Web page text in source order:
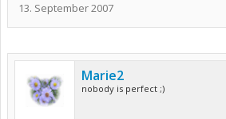
13. September 2007
Marie2
nobody is perfect ;)